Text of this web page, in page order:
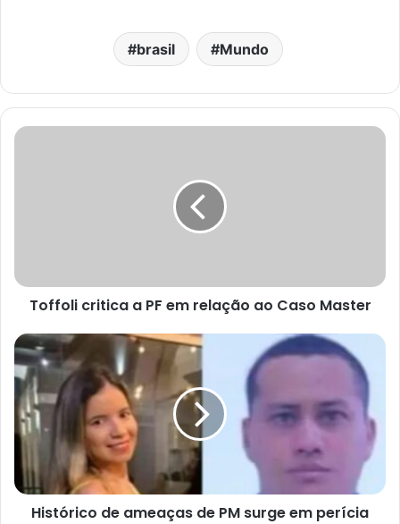
brasil Mundo
Toffoli critica a PF em relação ao Caso Master
Histórico de ameaças de PM surge em perícia